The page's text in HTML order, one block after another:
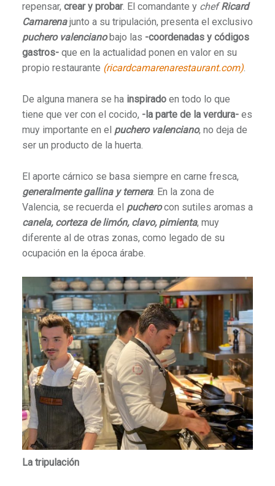
repensar, crear y probar. El comandante y chef Ricard
Camarenajunto a su tripulación, presenta el exclusivo
puchero valencianobajo las -coordenadas y códigos
gastros-que en la actualidad ponen en valor en su
propio restaurante (ricardcamarenarestaurant.com).
De alguna manera se ha inspirado en todo lo que
tiene que ver con el cocido, -la parte de la verdura-es
muy importante en el puchero valenciano, no deja de
ser un producto de la huerta.
El aporte cárnico se basa siempre en carne fresca,
generalmente gallina y ternera. En la zona de
Valencia, se recuerda el pucherocon sutiles aromas a
canela, corteza de limón, clavo, pimienta, muy
diferente al de otras zonas, como legado de su
ocupación en la época árabe.
La tripulación